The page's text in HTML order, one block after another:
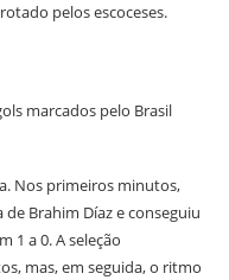
pelos escoceses.
marcados pelo Brasil
Nos primeiros minutos,
Brahim Díaz e conseguiu
1 a 0. A seleção
mas, em seguida, o ritmo